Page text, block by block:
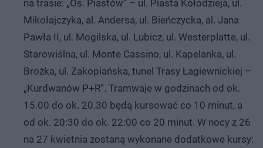
na trasie: „Os. Piastów” – ul. Piasta Kołodzieja, ul.
Mikołajczyka, al. Andersa, ul. Bieńczycka, al. Jana
Pawła II, ul. Mogilska, ul. Lubicz, ul. Westerplatte, ul.
Starowiślna, ul. Monte Cassino, ul. Kapelanka, ul.
Brożka, ul. Zakopiańska, tunel Trasy Łagiewnickiej –
„Kurdwanów P+R”. Tramwaje w godzinach od ok.
15.00 do ok. 20.30 będą kursować co 10 minut, a
od ok. 20:30 do ok. 22:00 co 20 minut. W nocy z 26
na 27 kwietnia zostaną wykonane dodatkowe kursy: